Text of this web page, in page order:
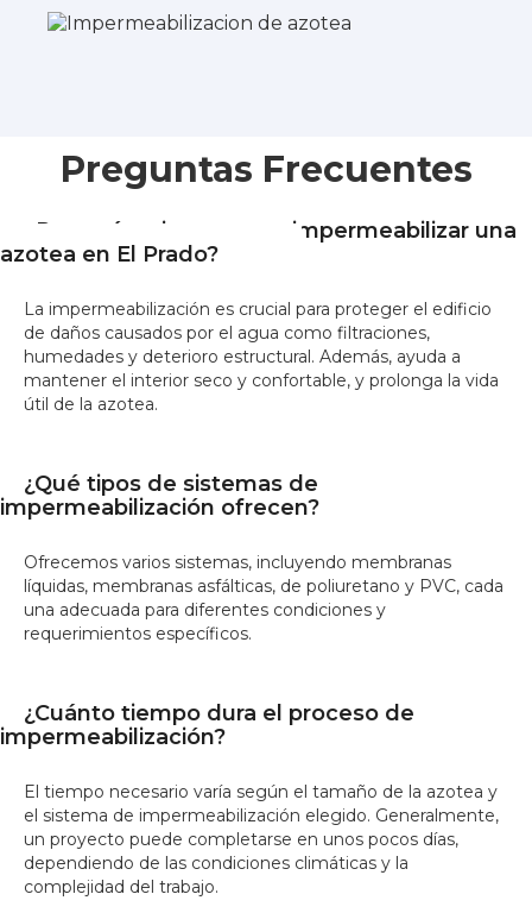
Preguntas Frecuentes
¿Por qué es importante impermeabilizar una
azotea en El Prado?
La impermeabilización es crucial para proteger el edificio
de daños causados por el agua como filtraciones,
humedades y deterioro estructural. Además, ayuda a
mantener el interior seco y confortable, y prolonga la vida
útil de la azotea.
¿Qué tipos de sistemas de
impermeabilización ofrecen?
Ofrecemos varios sistemas, incluyendo membranas
líquidas, membranas asfálticas, de poliuretano y PVC, cada
una adecuada para diferentes condiciones y
requerimientos específicos.
¿Cuánto tiempo dura el proceso de
impermeabilización?
El tiempo necesario varía según el tamaño de la azotea y
el sistema de impermeabilización elegido. Generalmente,
un proyecto puede completarse en unos pocos días,
dependiendo de las condiciones climáticas y la
complejidad del trabajo.